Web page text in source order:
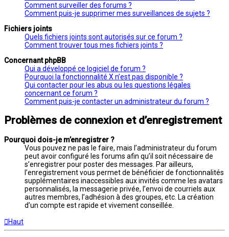
Comment surveiller des forums ?
Comment puis-je supprimer mes surveillances de sujets ?
Fichiers joints
Quels fichiers joints sont autorisés sur ce forum ?
Comment trouver tous mes fichiers joints ?
Concernant phpBB
Qui a développé ce logiciel de forum ?
Pourquoi la fonctionnalité X n’est pas disponible ?
Qui contacter pour les abus ou les questions légales
concernant ce forum ?
Comment puis-je contacter un administrateur du forum ?
Problèmes de connexion et d’enregistrement
Pourquoi dois-je m’enregistrer ?
Vous pouvez ne pas le faire, mais l’administrateur du forum
peut avoir configuré les forums afin qu’il soit nécessaire de
s’enregistrer pour poster des messages. Par ailleurs,
l’enregistrement vous permet de bénéficier de fonctionnalités
supplémentaires inaccessibles aux invités comme les avatars
personnalisés, la messagerie privée, l’envoi de courriels aux
autres membres, l’adhésion à des groupes, etc. La création
d’un compte est rapide et vivement conseillée.
Haut